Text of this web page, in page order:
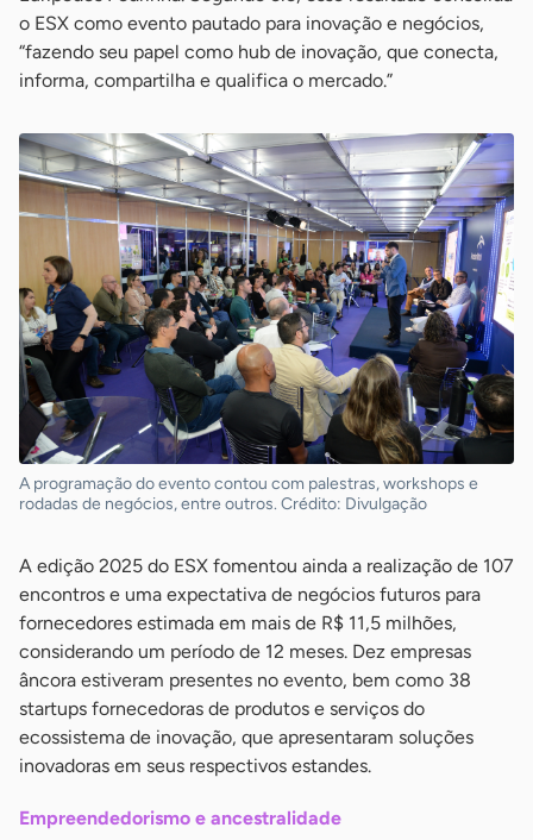
o ESX como evento pautado para inovação e negócios,
“fazendo seu papel como hub de inovação, que conecta,
informa, compartilha e qualifica o mercado.”
A programação do evento contou com palestras, workshops e
rodadas de negócios, entre outros. Crédito: Divulgação
A edição 2025 do ESX fomentou ainda a realização de 107
encontros e uma expectativa de negócios futuros para
fornecedores estimada em mais de R$ 11,5 milhões,
considerando um período de 12 meses. Dez empresas
âncora estiveram presentes no evento, bem como 38
startups fornecedoras de produtos e serviços do
ecossistema de inovação, que apresentaram soluções
inovadoras em seus respectivos estandes.
Empreendedorismo e ancestralidade